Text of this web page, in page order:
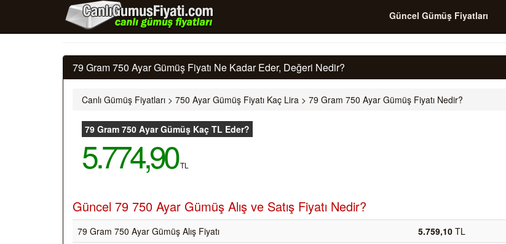
Güncel Gümüş Fiyatları
79 Gram 750 Ayar Gümüş Fiyatı Ne Kadar Eder, Değeri Nedir?
Canlı Gümüş Fiyatları > 750 Ayar Gümüş Fiyatı Kaç Lira > 79 Gram 750 Ayar Gümüş Fiyatı Nedir?
79 Gram 750 Ayar Gümüş Kaç TL Eder?
5.774,90 TL
Güncel 79 750 Ayar Gümüş Alış ve Satış Fiyatı Nedir?
79 Gram 750 Ayar Gümüş Alış Fiyatı 5.759,10 TL